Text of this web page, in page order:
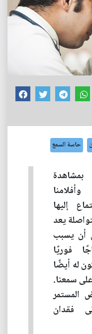
حاسة السمع
وأفلامنا
إليها
يعد
أن يسبب
فوريًا
له أيضًا
سمعنا.
المستمر
فقدان